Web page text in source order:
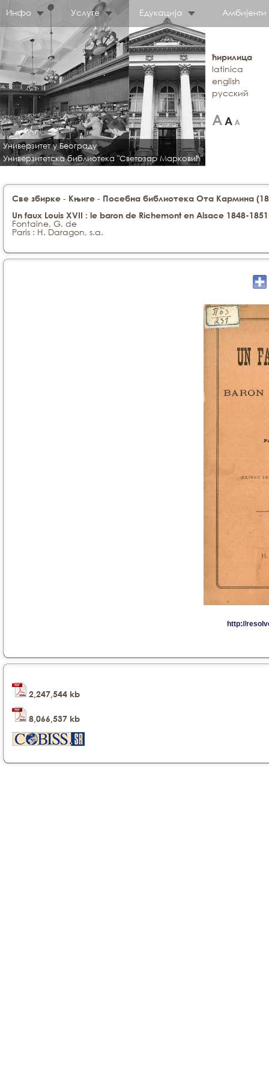
Инфо Услуге Едукација Амбијенти
Универзитет у Београду
Универзитетска библиотека "Светозар Марковић"
ћирилица
latinica
english
русский
Све збирке - Књиге - Посебна библиотека Ота Кармина
Un faux Louis XVII : le baron de Richemont en Alsace 1848-
Fontaine, G. de
Paris : H. Daragon, s.a.
2,247,544 kb
8,066,537 kb